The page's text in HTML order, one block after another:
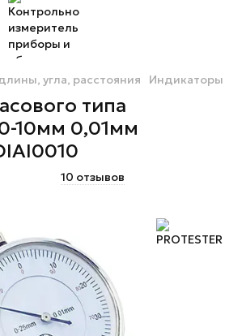
угла, расстояния Индикаторы
типa
10мм 0,01мм
10 отзывов